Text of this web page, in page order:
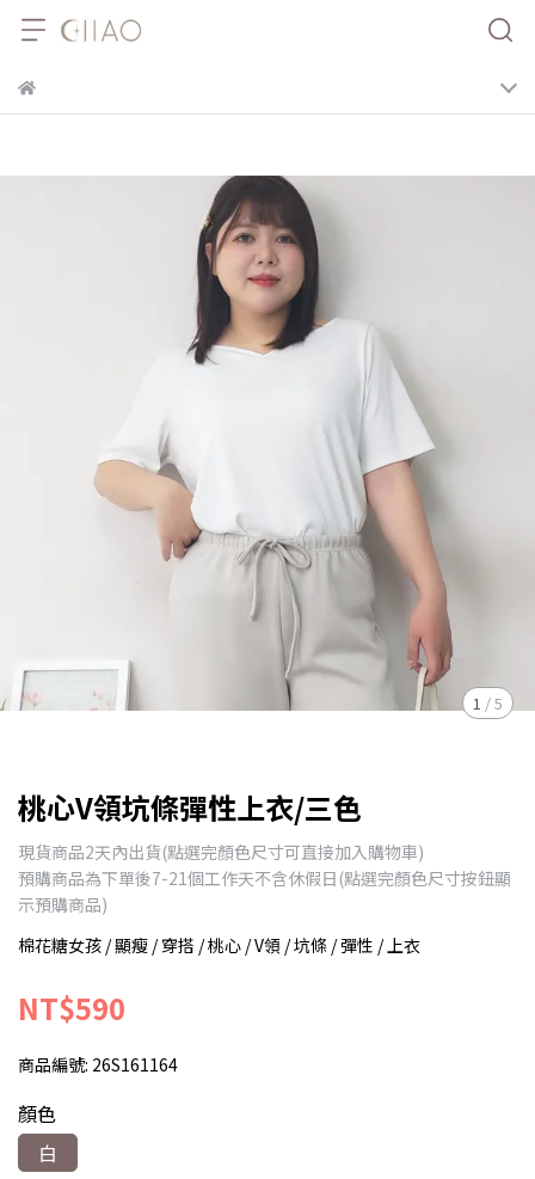
1 /5
桃心V領坑條彈性上衣/三色
現貨商品2天內出貨(點選完顏色尺寸可直接加入購物車)
預購商品為下單後7-21個工作天不含休假日(點選完顏色尺寸按鈕顯
示預購商品)
棉花糖女孩 / 顯瘦 / 穿搭 / 桃心 / V領 / 坑條 / 彈性 / 上衣
NT$590
商品編號: 26S161164
顏色
白